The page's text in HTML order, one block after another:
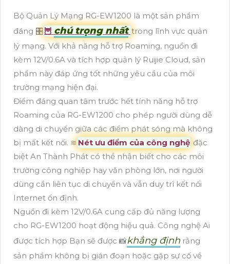
Bộ Quản Lý Mạng RG-EW1200 là một sản phẩm
đáng 🎛🦉 chú trọng nhất trong lĩnh vực quản
lý mạng. Với khả năng hỗ trợ Roaming, nguồn đi
kèm 12V/0.6A và tích hợp quản lý Ruijie Cloud, sản
phẩm này đáp ứng tốt những yêu cầu của môi
trường mạng hiện đại.
Điểm đáng quan tâm trước hết tính năng hỗ trợ
Roaming của RG-EW1200 cho phép người dùng dễ
dàng di chuyển giữa các điểm phát sóng mà không
bị mất kết nối. ≋ Nét ưu điểm của công nghệ đặc
biệt An Thành Phát có thể nhận biết cho các môi
trường công nghiệp hay văn phòng lớn, nơi người
dùng cần liên tục di chuyển và vẫn duy trì kết nối
Internet ổn định.
Nguồn đi kèm 12V/0.6A cung cấp đủ năng lượng
cho RG-EW1200 hoạt động hiệu quả. Công nghệ Ai
được tích hợp Bạn sẽ được 📸khẳng định rằng
sản phẩm không bị gián đoạn hoặc gặp sự cố về